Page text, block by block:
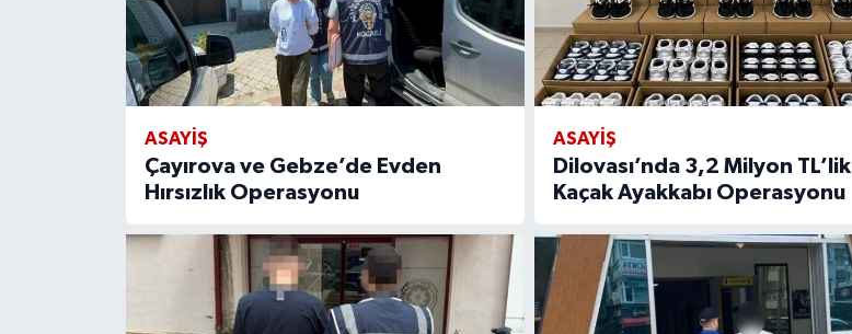
ASAYİŞ
Çayırova ve Gebze’de Evden
Hırsızlık Operasyonu
ASAYİŞ
Dilovası’nda 3,2 Milyon TL’lik
Kaçak Ayakkabı Operasyonu